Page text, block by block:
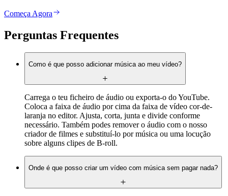
Começa Agora
Perguntas Frequentes
Como é que posso adicionar música ao meu vídeo?
Carrega o teu ficheiro de áudio ou exporta-o do YouTube.
Coloca a faixa de áudio por cima da faixa de vídeo cor-de-
laranja no editor. Ajusta, corta, junta e divide conforme
necessário. Também podes remover o áudio com o nosso
criador de filmes e substituí-lo por música ou uma locução
sobre alguns clipes de B-roll.
Onde é que posso criar um vídeo com música sem pagar nada?